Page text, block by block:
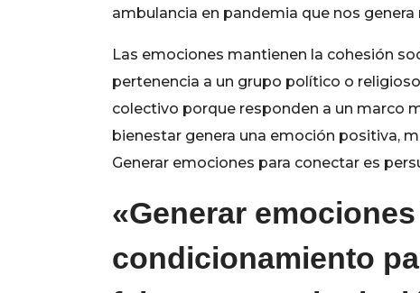
ambulancia en pandemia que nos
Las emociones mantienen la cohesión
pertenencia a un grupo político o
colectivo porque responden a un marco
bienestar genera una emoción positiva,
Generar emociones para conectar es
«Generar
condicionamiento